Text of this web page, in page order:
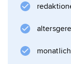
Deutschland
Schweiz.